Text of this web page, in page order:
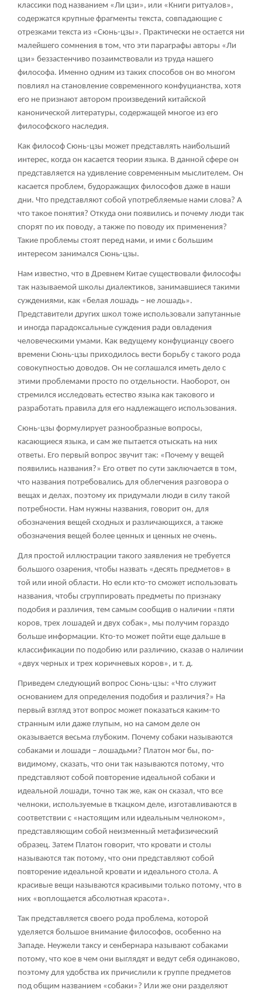
классики под названием «Ли цзи», или «Книги ритуалов»,
содержатся крупные фрагменты текста, совпадающие с
отрезками текста из «Сюнь-цзы». Практически не остается ни
малейшего сомнения в том, что эти параграфы авторы «Ли
цзи» беззастенчиво позаимствовали из труда нашего
философа. Именно одним из таких способов он во многом
повлиял на становление современного конфуцианства, хотя
его не признают автором произведений китайской
канонической литературы, содержащей многое из его
философского наследия.
Как философ Сюнь-цзы может представлять наибольший
интерес, когда он касается теории языка. В данной сфере он
представляется на удивление современным мыслителем. Он
касается проблем, будоражащих философов даже в наши
дни. Что представляют собой употребляемые нами слова? А
что такое понятия? Откуда они появились и почему люди так
спорят по их поводу, а также по поводу их применения?
Такие проблемы стоят перед нами, и ими с большим
интересом занимался Сюнь-цзы.
Нам известно, что в Древнем Китае существовали философы
так называемой школы диалектиков, занимавшиеся такими
суждениями, как «белая лошадь – не лошадь».
Представители других школ тоже использовали запутанные
и иногда парадоксальные суждения ради овладения
человеческими умами. Как ведущему конфуцианцу своего
времени Сюнь-цзы приходилось вести борьбу с такого рода
совокупностью доводов. Он не соглашался иметь дело с
этими проблемами просто по отдельности. Наоборот, он
стремился исследовать естество языка как такового и
разработать правила для его надлежащего использования.
Сюнь-цзы формулирует разнообразные вопросы,
касающиеся языка, и сам же пытается отыскать на них
ответы. Его первый вопрос звучит так: «Почему у вещей
появились названия?» Его ответ по сути заключается в том,
что названия потребовались для облегчения разговора о
вещах и делах, поэтому их придумали люди в силу такой
потребности. Нам нужны названия, говорит он, для
обозначения вещей сходных и различающихся, а также
обозначения вещей более ценных и ценных не очень.
Для простой иллюстрации такого заявления не требуется
большого озарения, чтобы назвать «десять предметов» в
той или иной области. Но если кто-то сможет использовать
названия, чтобы сгруппировать предметы по признаку
подобия и различия, тем самым сообщив о наличии «пяти
коров, трех лошадей и двух собак», мы получим гораздо
больше информации. Кто-то может пойти еще дальше в
классификации по подобию или различию, сказав о наличии
«двух черных и трех коричневых коров», и т. д.
Приведем следующий вопрос Сюнь-цзы: «Что служит
основанием для определения подобия и различия?» На
первый взгляд этот вопрос может показаться каким-то
странным или даже глупым, но на самом деле он
оказывается весьма глубоким. Почему собаки называются
собаками и лошади – лошадьми? Платон мог бы, по-
видимому, сказать, что они так называются потому, что
представляют собой повторение идеальной собаки и
идеальной лошади, точно так же, как он сказал, что все
челноки, используемые в ткацком деле, изготавливаются в
соответствии с «настоящим или идеальным челноком»,
представляющим собой неизменный метафизический
образец. Затем Платон говорит, что кровати и столы
называются так потому, что они представляют собой
повторение идеальной кровати и идеального стола. А
красивые вещи называются красивыми только потому, что в
них «воплощается абсолютная красота».
Так представляется своего рода проблема, которой
уделяется большое внимание философов, особенно на
Западе. Неужели таксу и сенбернара называют собаками
потому, что кое в чем они выглядят и ведут себя одинаково,
поэтому для удобства их причислили к группе предметов
под общим названием «собаки»? Или же они разделяют